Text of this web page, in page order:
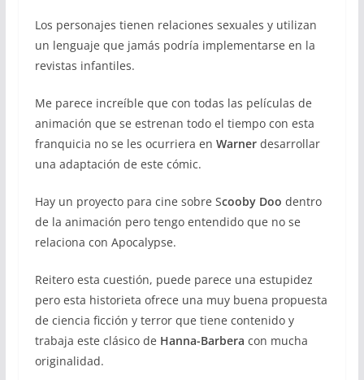
Los personajes tienen relaciones sexuales y utilizan
un lenguaje que jamás podría implementarse en la
revistas infantiles.
Me parece increíble que con todas las películas de
animación que se estrenan todo el tiempo con esta
franquicia no se les ocurriera en Warnerdesarrollar
una adaptación de este cómic.
Hay un proyecto para cine sobre Scooby Doo dentro
de la animación pero tengo entendido que no se
relaciona con Apocalypse.
Reitero esta cuestión, puede parece una estupidez
pero esta historieta ofrece una muy buena propuesta
de ciencia ficción y terror que tiene contenido y
trabaja este clásico de Hanna-Barbera con mucha
originalidad.